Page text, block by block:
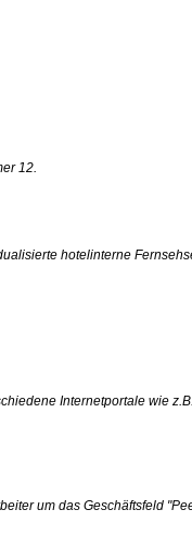
12.
hotelinterne
Internetportale wie
um das Geschäftsfeld